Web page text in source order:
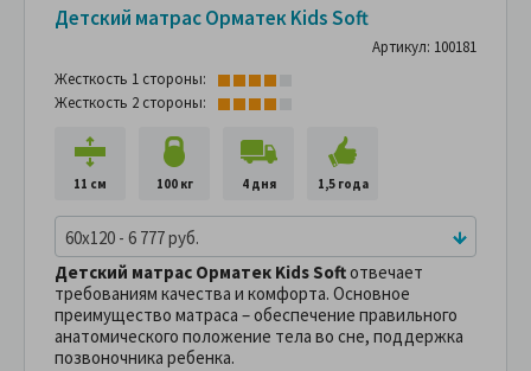
Детский матрас Орматек Kids Soft
Артикул: 100181
Жесткость 1 стороны:
Жесткость 2 стороны:
11 см 100 кг 4 дня 1,5 года
60x120 - 6 777 руб.
Детский матрас Орматек Kids Softотвечает
требованиям качества и комфорта. Основное
преимущество матраса – обеспечение правильного
анатомического положение тела во сне, поддержка
позвоночника ребенка.